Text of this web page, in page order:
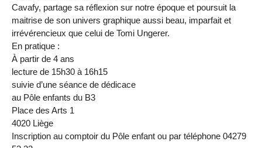
Cavafy, partage sa réflexion sur notre époque et poursuit la
maitrise de son univers graphique aussi beau, imparfait et
irrévérencieux que celui de Tomi Ungerer.
En pratique :
À partir de 4 ans
lecture de 15h30 à 16h15
suivie d’une séance de dédicace
au Pôle enfants du B3
Place des Arts 1
4020 Liège
Inscription au comptoir du Pôle enfant ou par téléphone 04279